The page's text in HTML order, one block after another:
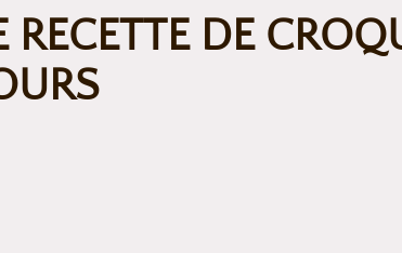
RECETTE DE